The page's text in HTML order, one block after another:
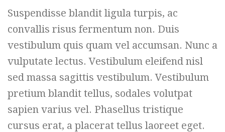
Suspendisse blandit ligula turpis, ac
convallis risus fermentum non. Duis
vestibulum quis quam vel accumsan. Nunc a
vulputate lectus. Vestibulum eleifend nisl
sed massa sagittis vestibulum. Vestibulum
pretium blandit tellus, sodales volutpat
sapien varius vel. Phasellus tristique
cursus erat, a placerat tellus laoreet eget.